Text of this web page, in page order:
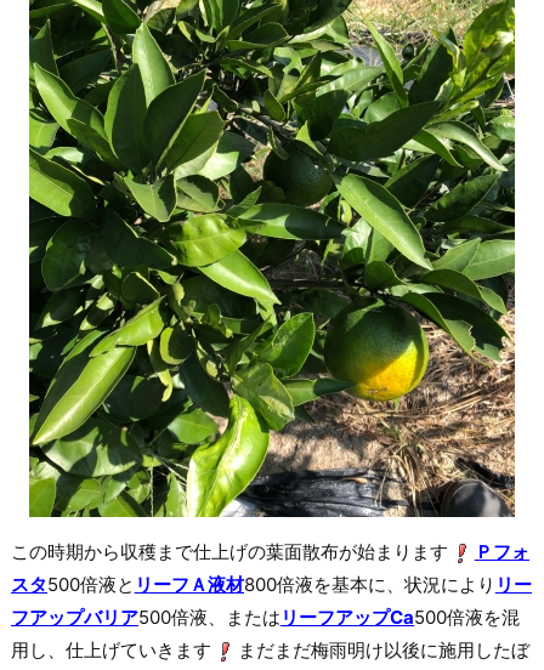
この時期から収穫まで仕上げの葉面散布が始まります
Ｐフォ
スタ500倍液と リーフＡ液材800倍液を基本に、状況により リー
フアップバリア500倍液、または リーフアップCa500倍液を混
用し、仕上げていきます
まだまだ梅雨明け以後に施用したぼ